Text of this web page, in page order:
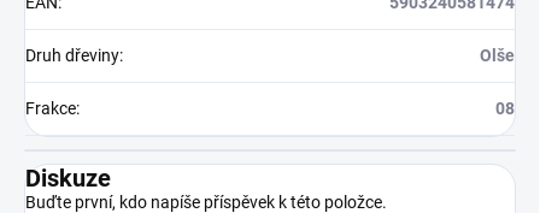
Druh dřeviny: Olše
Frakce: 08
Diskuze
Buďte první, kdo napíše příspěvek k této položce.